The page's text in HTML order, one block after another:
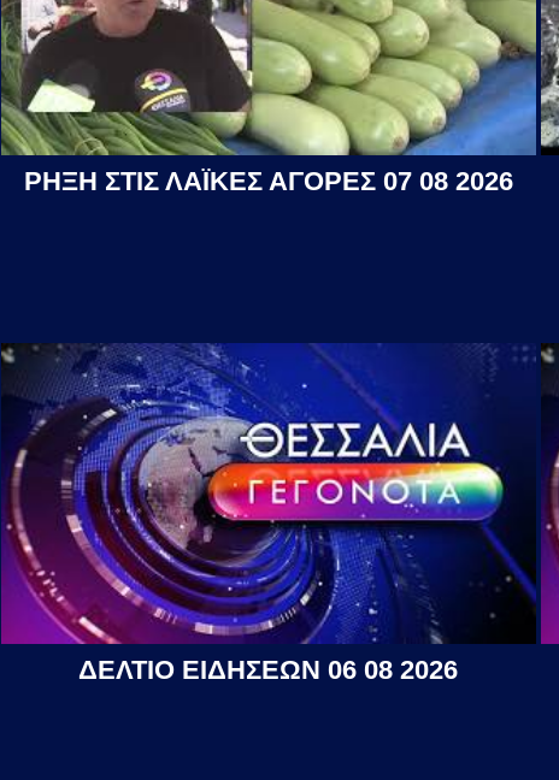
ΡΗΞΗ ΣΤΙΣ ΛΑΪΚΕΣ ΑΓΟΡΕΣ 07 08 2026
ΔΕΛΤΙΟ ΕΙΔΗΣΕΩΝ 06 08 2026